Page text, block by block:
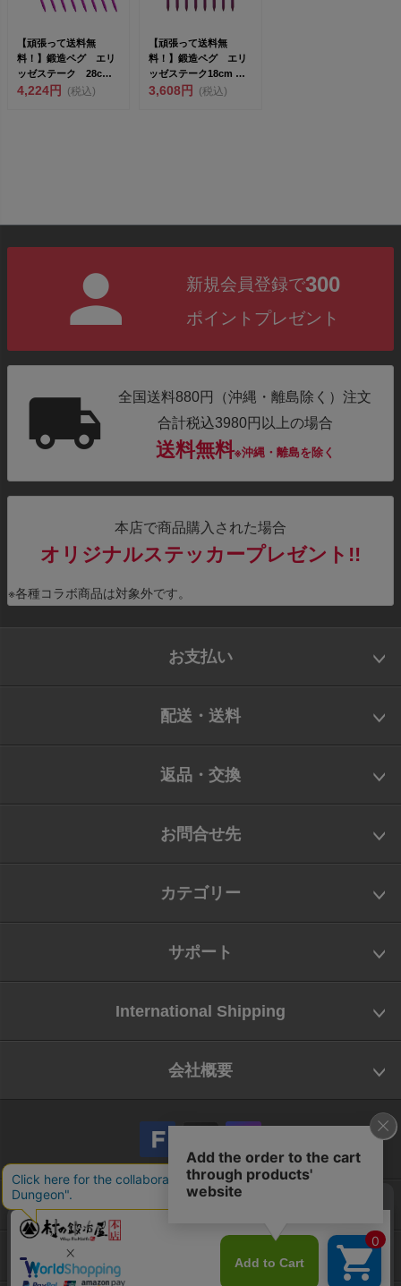
【頑張って送料無
料！】鍛造ペグ エリ
ッゼステーク 28cm
2017年新色パープ
4,224円 (税込)
【頑張って送料無
料！】鍛造ペグ エリ
ッゼステーク18cm 限
定色 紫 粉体塗装8本
3,608円 (税込)
新規会員登録で300
ポイントプレゼント
全国送料880円（沖縄・離島除く）注文
合計税込3980円以上の場合
送料無料※沖縄・離島を除く
本店で商品購入された場合
オリジナルステッカープレゼント!!
※各種コラボ商品は対象外です。
お支払い
配送・送料
返品・交換
お問合せ先
カテゴリー
サポート
International Shipping
会社概要
会社概要
お問い合わせ